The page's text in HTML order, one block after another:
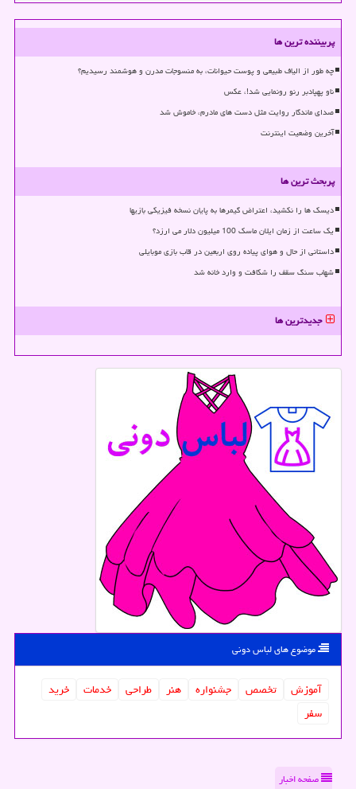
پربیننده ترین ها
چه طور از الیاف طبیعی و پوست حیوانات، به منسوجات مدرن و هوشمند رسیدیم؟
ناو پهپادبر رنو رونمایی شد!، عکس
صدای ماندگار روایت مثل دست های مادرم، خاموش شد
آخرین وضعیت اینترنت
پربحث ترین ها
دیسک ها را نکشید، اعتراض گیمرها به پایان نسخه فیزیکی بازیها
یک ساعت از زمان ایلان ماسک 100 میلیون دلار می ارزد؟
داستانی از حال و هوای پیاده روی اربعین در قاب بازی موبایلی
شهاب سنگ سقف را شکافت و وارد خانه شد
جدیدترین ها
موضوع های لباس دونی
آموزش تخصص جشنواره هنر طراحی خدمات
خرید
سفر
صفحه اخبار